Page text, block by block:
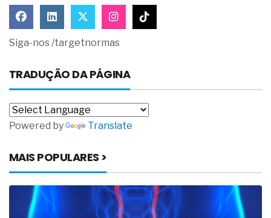
Siga-nos /targetnormas
TRADUÇÃO DA PÁGINA
Powered by Translate
MAIS POPULARES >